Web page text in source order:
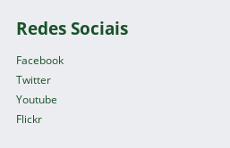
Redes Sociais
Facebook
Twitter
Youtube
Flickr